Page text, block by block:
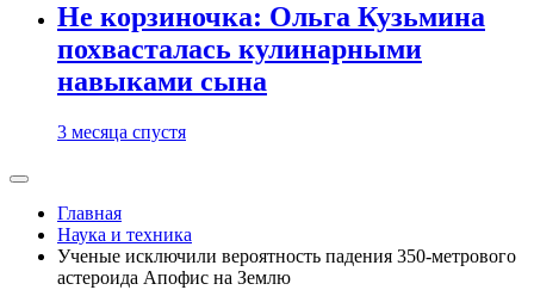
Не корзиночка: Ольга Кузьмина
похвасталась кулинарными
навыками сына
3 месяца спустя
Главная
Наука и техника
Ученые исключили вероятность падения 350-метрового
астероида Апофис на Землю